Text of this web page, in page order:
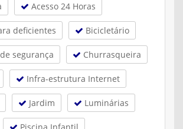
Acesso 24 Horas
deficientes Bicicletário
segurança Churrasqueira
Infra-estrutura Internet
Jardim Luminárias